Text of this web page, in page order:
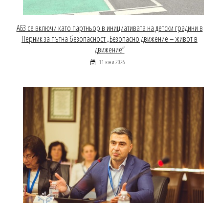
АБЗ се включи като партньор в инициативата на детски градини в
Перник за пътна безопасност „Безопасно движение – живот в
движение“
11 юни 2026